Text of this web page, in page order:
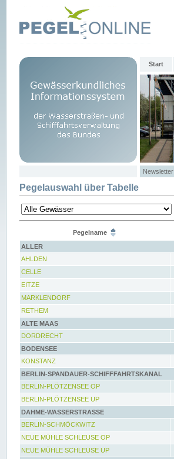
Start
Newsletter
Pegelauswahl über Tabelle
Pegelname
ALLER
AHLDEN
CELLE
EITZE
MARKLENDORF
RETHEM
ALTE MAAS
DORDRECHT
BODENSEE
KONSTANZ
BERLIN-SPANDAUER-SCHIFFFAHRTSKANAL
BERLIN-PLÖTZENSEE OP
BERLIN-PLÖTZENSEE UP
DAHME-WASSERSTRASSE
BERLIN-SCHMÖCKWITZ
NEUE MÜHLE SCHLEUSE OP
NEUE MÜHLE SCHLEUSE UP